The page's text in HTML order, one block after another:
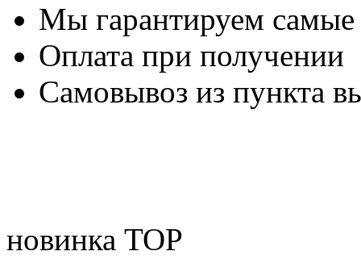
Мы гарантируем
Оплата при получении
Самовывоз из пункта
новинка TOP